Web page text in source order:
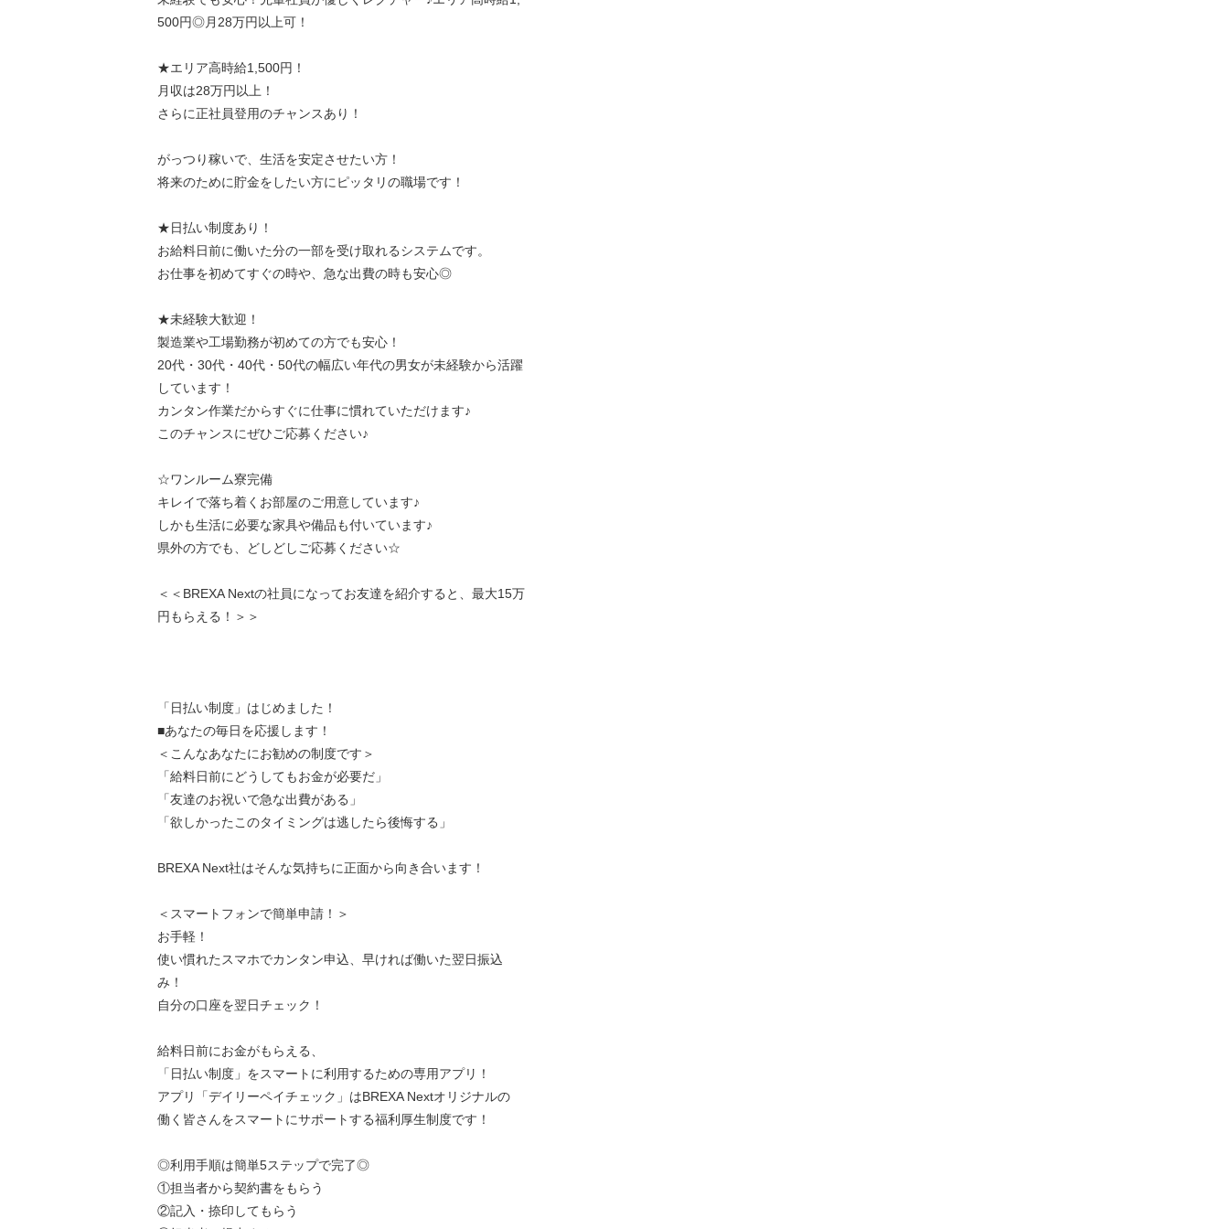
500円◎月28万円以上可！
★エリア高時給1,500円！
月収は28万円以上！
さらに正社員登用のチャンスあり！
がっつり稼いで、生活を安定させたい方！
将来のために貯金をしたい方にピッタリの職場です！
★日払い制度あり！
お給料日前に働いた分の一部を受け取れるシステムです。
お仕事を初めてすぐの時や、急な出費の時も安心◎
★未経験大歓迎！
製造業や工場勤務が初めての方でも安心！
20代・30代・40代・50代の幅広い年代の男女が未経験から活躍
しています！
カンタン作業だからすぐに仕事に慣れていただけます♪
このチャンスにぜひご応募ください♪
☆ワンルーム寮完備
キレイで落ち着くお部屋のご用意しています♪
しかも生活に必要な家具や備品も付いています♪
県外の方でも、どしどしご応募ください☆
＜＜BREXA Nextの社員になってお友達を紹介すると、最大15万
円もらえる！＞＞
「日払い制度」はじめました！
■あなたの毎日を応援します！
＜こんなあなたにお勧めの制度です＞
「給料日前にどうしてもお金が必要だ」
「友達のお祝いで急な出費がある」
「欲しかったこのタイミングは逃したら後悔する」
BREXA Next社はそんな気持ちに正面から向き合います！
＜スマートフォンで簡単申請！＞
お手軽！
使い慣れたスマホでカンタン申込、早ければ働いた翌日振込
み！
自分の口座を翌日チェック！
給料日前にお金がもらえる、
「日払い制度」をスマートに利用するための専用アプリ！
アプリ「デイリーペイチェック」はBREXA Nextオリジナルの
働く皆さんをスマートにサポートする福利厚生制度です！
◎利用手順は簡単5ステップで完了◎
①担当者から契約書をもらう
②記入・捺印してもらう